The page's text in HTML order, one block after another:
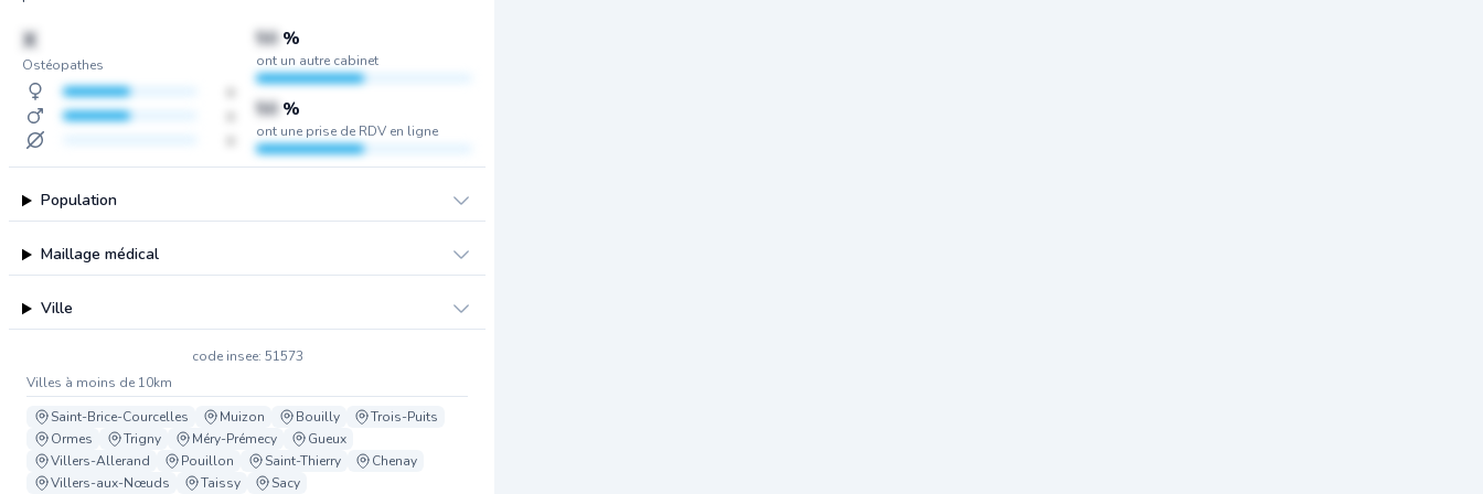
X
Ostéopathes
50 %
ont un autre cabinet
50 %
ont une prise de RDV en ligne
Population
Maillage médical
Ville
code insee: 51573
Villes à moins de 10km
Saint-Brice-Courcelles
Muizon Bouilly
Trois-Puits
Ormes
Trigny Méry-Prémecy
Gueux
Villers-Allerand
Pouillon Saint-Thierry
Chenay
Villers-aux-Nœuds
Taissy Sacy